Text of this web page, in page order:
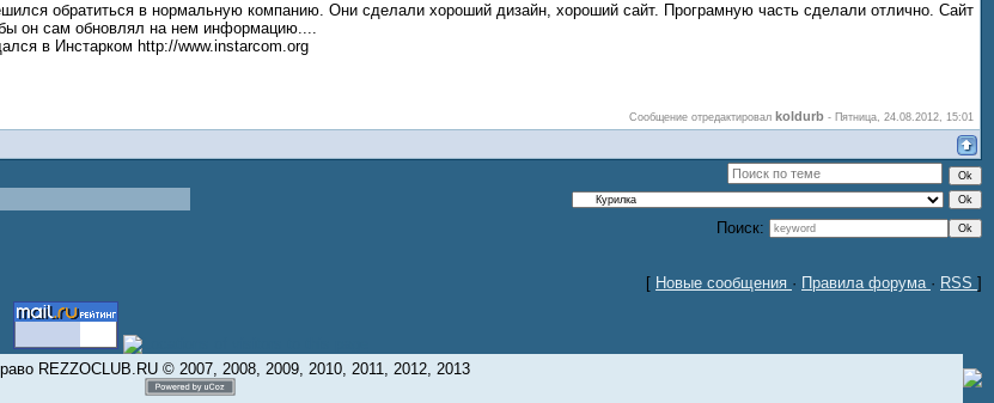
обратиться в нормальную компанию. Они сделали хороший дизайн, хороший сайт. Програмную часть сделали отлично. Сайт
он сам обновлял на нем информацию....
в Инстарком http://www.instarcom.org
Сообщение отредактировал koldurb - Пятница, 24.08.2012, 15:01
Поиск:
[ Новые сообщения · Правила форума · RSS ]
REZZOCLUB.RU © 2007, 2008, 2009, 2010, 2011, 2012, 2013